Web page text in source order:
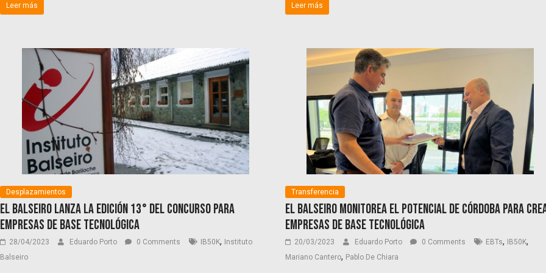
Leer más Leer más
Desplazamientos
El Balseiro lanza la edición 13° del concurso para
empresas de base tecnológica
28/04/2023 Eduardo Porto 0 Comments IB50K, Instituto
Balseiro
Transferencia
El Balseiro monitorea el potencial de Córdoba para
empresas de base tecnológica
20/03/2023 Eduardo Porto 0 Comments EBTs, IB50K,
Mariano Cantero, Pablo De Chiara